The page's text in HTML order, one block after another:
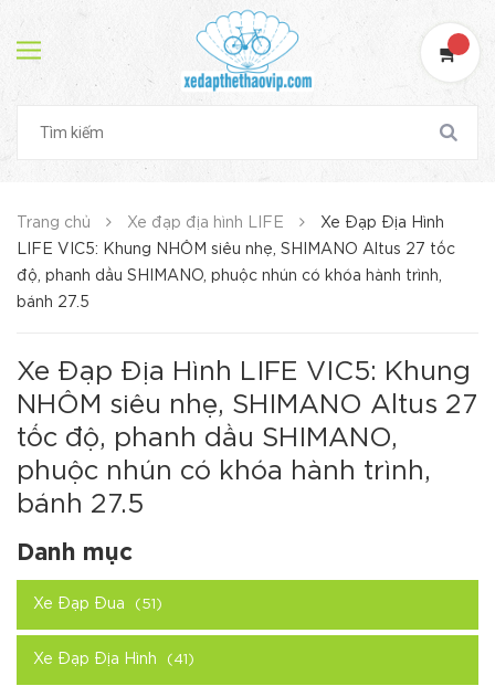
Trang chủ Xe đạp địa hình LIFE
Xe Đạp Địa Hình
LIFE VIC5: Khung NHÔM siêu nhẹ, SHIMANO Altus 27 tốc
độ, phanh dầu SHIMANO, phuộc nhún có khóa hành trình,
bánh 27.5
Xe Đạp Địa Hình LIFE VIC5: Khung
NHÔM siêu nhẹ, SHIMANO Altus 27
tốc độ, phanh dầu SHIMANO,
phuộc nhún có khóa hành trình,
bánh 27.5
Danh mục
Xe Đạp Đua (51)
Xe Đạp Địa Hình (41)